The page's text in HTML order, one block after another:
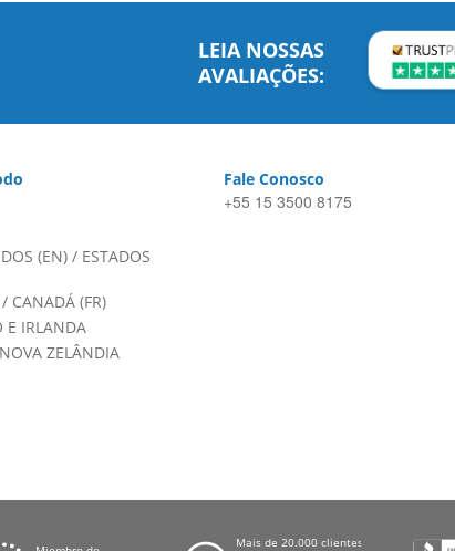
LEIA NOSSAS
AVALIAÇÕES:
(EN)/ ESTADOS
CANADÁ (FR)
E IRLANDA
ZELÂNDIA
Fale Conosco
+55 15 3500 8175